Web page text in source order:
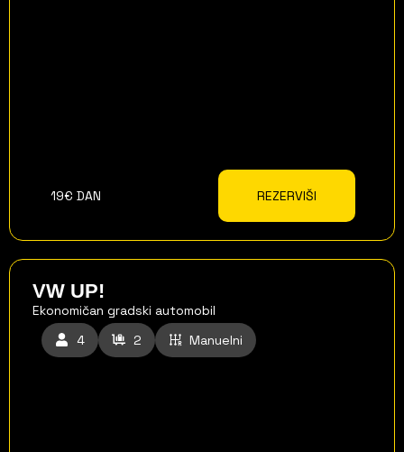
19€ DAN REZERVIŠI
VW UP!
Ekonomičan gradski automobil
4
2 Manuelni